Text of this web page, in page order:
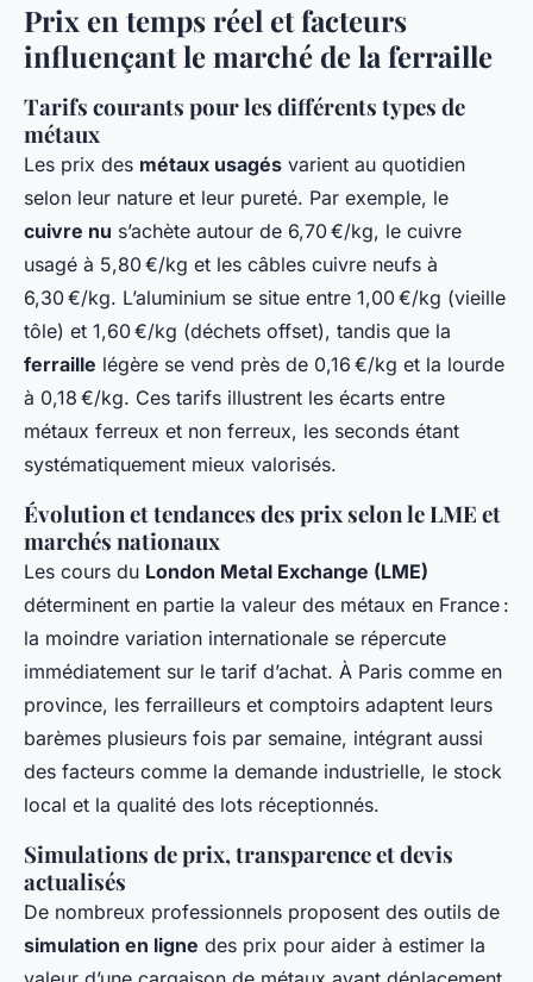
Prix en temps réel et facteurs
influençant le marché de la ferraille
Tarifs courants pour les différents types de
métaux
Les prix des métaux usagés varient au quotidien
selon leur nature et leur pureté. Par exemple, le
cuivre nu s’achète autour de 6,70 €/kg, le cuivre
usagé à 5,80 €/kg et les câbles cuivre neufs à
6,30 €/kg. L’aluminium se situe entre 1,00 €/kg (vieille
tôle) et 1,60 €/kg (déchets offset), tandis que la
ferraille légère se vend près de 0,16 €/kg et la lourde
à 0,18 €/kg. Ces tarifs illustrent les écarts entre
métaux ferreux et non ferreux, les seconds étant
systématiquement mieux valorisés.
Évolution et tendances des prix selon le LME et
marchés nationaux
Les cours du London Metal Exchange (LME)
déterminent en partie la valeur des métaux en France :
la moindre variation internationale se répercute
immédiatement sur le tarif d’achat. À Paris comme en
province, les ferrailleurs et comptoirs adaptent leurs
barèmes plusieurs fois par semaine, intégrant aussi
des facteurs comme la demande industrielle, le stock
local et la qualité des lots réceptionnés.
Simulations de prix, transparence et devis
actualisés
De nombreux professionnels proposent des outils de
simulation en ligne des prix pour aider à estimer la